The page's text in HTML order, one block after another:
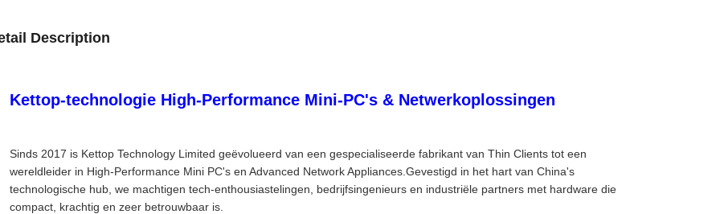
Description
Kettop-technologie High-Performance Mini-PC's & Netwerkoplossingen
Sinds 2017 is Kettop Technology Limited geëvolueerd van een gespecialiseerde fabrikant van Thin Clients tot een
wereldleider in High-Performance Mini PC's en Advanced Network Appliances.Gevestigd in het hart van China's
technologische hub, we machtigen tech-enthousiastelingen, bedrijfsingenieurs en industriële partners met hardware die
compact, krachtig en zeer betrouwbaar is.